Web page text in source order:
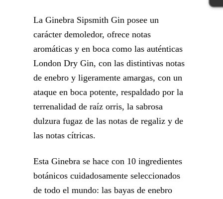
La Ginebra Sipsmith Gin posee un
carácter demoledor, ofrece notas
aromáticas y en boca como las auténticas
London Dry Gin, con las distintivas notas
de enebro y ligeramente amargas, con un
ataque en boca potente, respaldado por la
terrenalidad de raíz orris, la sabrosa
dulzura fugaz de las notas de regaliz y de
las notas cítricas.
Esta Ginebra se hace con 10 ingredientes
botánicos cuidadosamente seleccionados
de todo el mundo: las bayas de enebro